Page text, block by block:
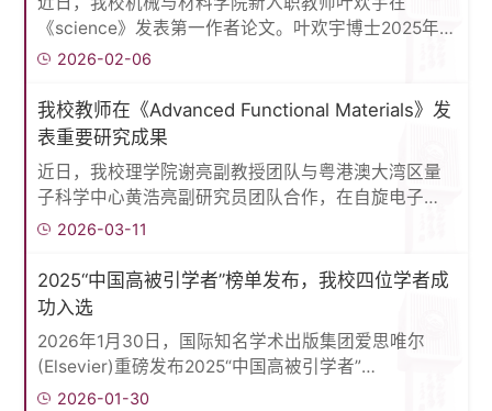
长程有序液晶高分子致动新材料、光控高分子多尺度
结构变化、智能致动与光控微流...
《science》发表第一作者论文。叶欢宇博士2025年
12月自北京科技大学博士后出站入职我校。在北京科
其所在研究团队首次在原子尺度实时观测到化学气相
沉积（CVD）过程中二维晶体二硫化钼（MoS2）的成
体，揭示二维晶体的非经典多步成核路径，颠覆了传
统成核理论对二维体系的认知。2026年2月...
2026-02-06
我校教师在《Advanced Functional Materials》发
表重要研究成果
近日，我校理学院谢亮副教授团队与粤港澳大湾区量
子科学中心黄浩亮副研究员团队合作，在自旋电子学
领域取得重要研究进展。2026年3月7日，相关研究成
InducedGiantEnhancementofMagnetisminRuO2Films”
为题，发表在国际知名学术期刊
《AdvancedFunctionalMaterials》上（影响因子
19，中科院一区Top）。论文以北方工业大学为第一
完成单位，机械与材料工程学院2022级硕士研究生蒋
昊岚同学为第一作者，谢亮副教授为通讯...
2026-03-11
2025“中国高被引学者”榜单发布，我校四位学者成
功入选
2026年1月30日，国际知名学术出版集团爱思唯尔
(Elsevier)重磅发布2025“中国高被引学者”
(HighlyCitedChineseResearchers)榜单，我校张立峰
2026-01-30